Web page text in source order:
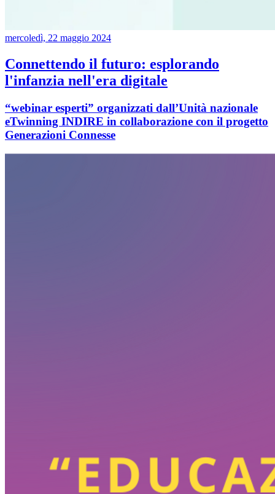
mercoledì, 22 maggio 2024
Connettendo il futuro: esplorando
l'infanzia nell'era digitale
“webinar esperti” organizzati dall’Unità nazionale
eTwinning INDIRE in collaborazione con il progetto
Generazioni Connesse